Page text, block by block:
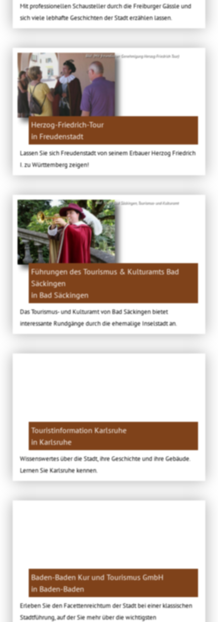
Mit professionellen Schausteller durch die Freiburger Gässle und
sich viele lebhafte Geschichten der Stadt erzählen lassen.
Bild: (Mit freundlicher Genehmigung Herzog Friedrich Tour)
Herzog-Friedrich-Tour
in Freudenstadt
Lassen Sie sich Freudenstadt von seinem Erbauer Herzog Friedrich
I. zu Württemberg zeigen!
Bild: Stadt Bad Säckingen, Tourismus- und Kulturamt
Führungen des Tourismus & Kulturamts Bad
Säckingen
in Bad Säckingen
Das Tourismus- und Kulturamt von Bad Säckingen bietet
interessante Rundgänge durch die ehemalige Inselstadt an.
Touristinformation Karlsruhe
in Karlsruhe
Wissenswertes über die Stadt, ihre Geschichte und ihre Gebäude.
Lernen Sie Karlsruhe kennen.
Baden-Baden Kur und Tourismus GmbH
in Baden-Baden
Erleben Sie den Facettenreichtum der Stadt bei einer klassischen
Stadtführung, auf der Sie mehr über die wichtigsten